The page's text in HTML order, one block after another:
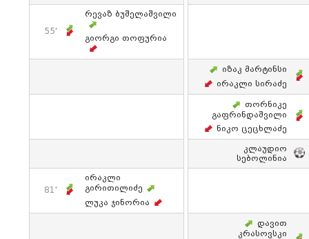
55'
Რევაზ Ბუშელაშვილი
Გიორგი Თოფურია
Იზაკ Მარტინსი
Ირაკლი Სირაძე
Თორნიკე
Გაფრინდაშვილი
Ნიკო Ცეცხლაძე
Კლაუდიო
Სებოლინია
81'
Ირაკლი
Გირითილიძე
Ლუკა Ჯინორია
Დავით
Კრასოვსკი